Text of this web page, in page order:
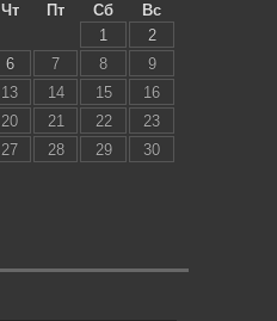
Чт Пт Сб
Вс
1
2
6 7 8
9
13 14 15
16
20 21 22
23
27 28 29
30